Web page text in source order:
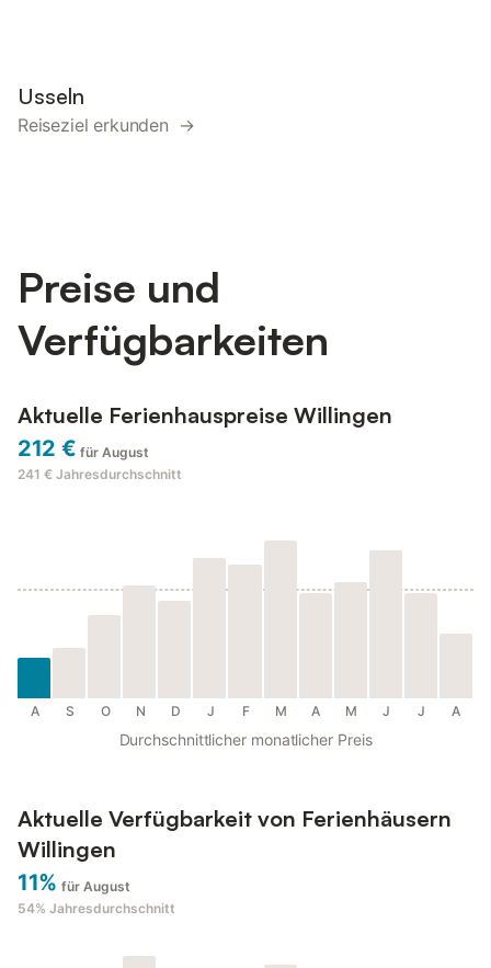
Usseln
Reiseziel erkunden →
Preise und
Verfügbarkeiten
Aktuelle Ferienhauspreise Willingen
212 € für August
241 € Jahresdurchschnitt
A S O N D J F M A M J J A
Durchschnittlicher monatlicher Preis
Aktuelle Verfügbarkeit von Ferienhäusern
Willingen
11% für August
54% Jahresdurchschnitt